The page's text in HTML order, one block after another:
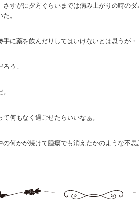
さすがに夕方ぐらいまでは病み上がりの時の
。
手に薬を飲んだりしてはいけないとは思うが・
う。
て何もなく過ごせたらいいなぁ。
の何かが焼けて腫瘍でも消えたかのような不